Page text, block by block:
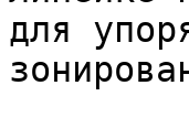
для